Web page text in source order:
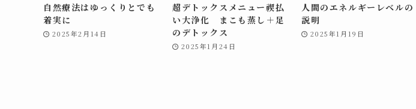
自然療法はゆっくりとでも
着実に
2025年2月14日
超デトックスメニュー禊払
い大浄化 まこも蒸し＋足
のデトックス
2025年1月24日
人間のエネルギーレベルの
説明
2025年1月19日